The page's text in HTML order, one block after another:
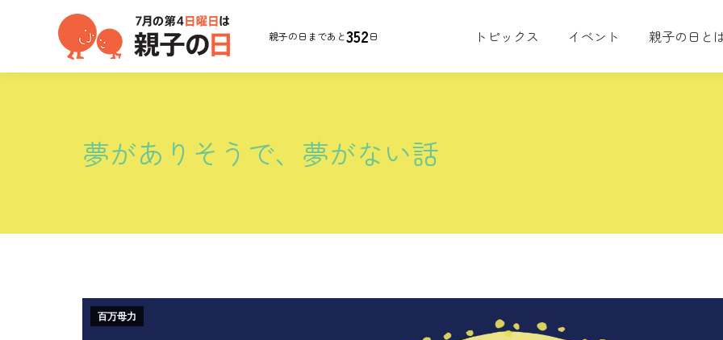
親子の日まであと352日 トピックス イベント 親子の日と
夢がありそうで、夢がない話
百万母力